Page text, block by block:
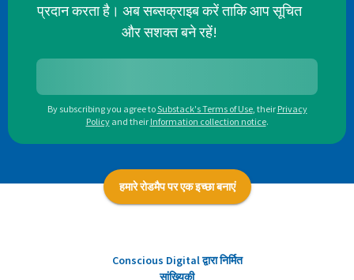
प्रदान करता है। अब सब्सक्राइब करें ताकि आप सूचित
और सशक्त बने रहें!
By subscribing you agree toSubstack's Terms of Use, their Privacy
Policy and their Information collection notice.
हमारे रोडमैप पर एक इच्छा बनाएं
Conscious Digital द्वारा निर्मित